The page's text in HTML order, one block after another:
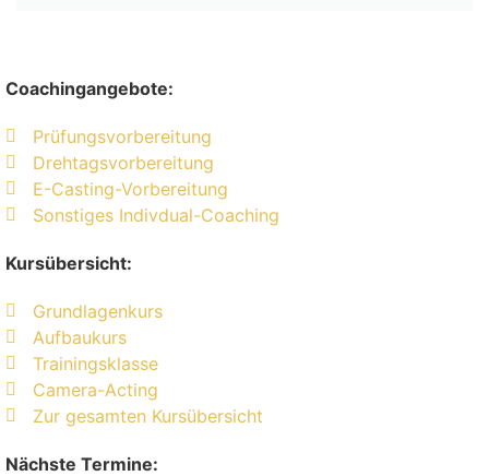
Coachingangebote:
Prüfungsvorbereitung
Drehtagsvorbereitung
E-Casting-Vorbereitung
Sonstiges Indivdual-Coaching
Kursübersicht:
Grundlagenkurs
Aufbaukurs
Trainingsklasse
Camera-Acting
Zur gesamten Kursübersicht
Nächste Termine: